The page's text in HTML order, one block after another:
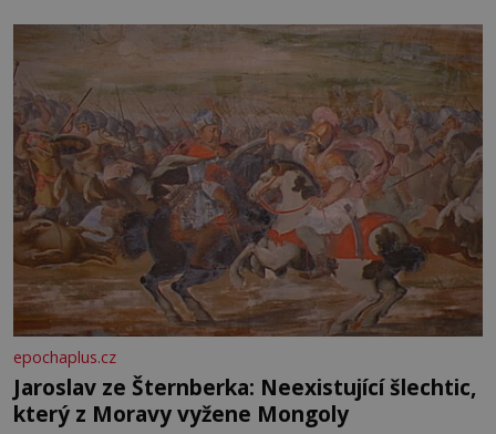
epochaplus.cz
Jaroslav ze Šternberka: Neexistující šlechtic,
který z Moravy vyžene Mongoly